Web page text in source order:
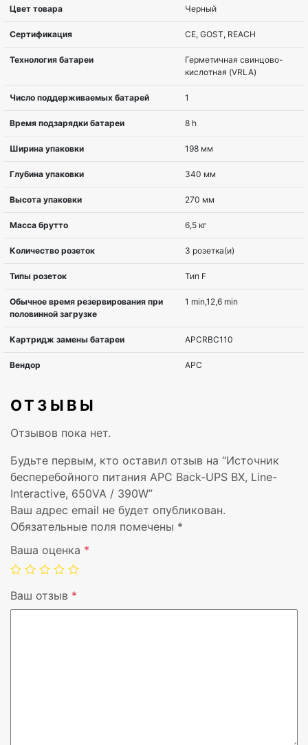
Серия вендора Back-UPS
Топология
Мощность, ВА
Мощность, Вт
Исполнение Tower
Тип выходных розеток
Коммуникационный порт
Ширина 115 мм
Глубина
Высота 200 мм
Вес
Диапазон температур при
эксплуатации
Цвет товара Черный
Сертификация
Технология батареи
Число поддерживаемых батарей
ОТЗЫВЫ
Отзывов пока нет.
Будьте первым, кто оставил отзыв на “Источник
бесперебойного питания APC Back-UPS BX, Line-
Interactive, 650VA / 390W”
Ваш адрес email не будет опубликован.
Обязательные поля помечены *
Ваша оценка *
Ваш отзыв *